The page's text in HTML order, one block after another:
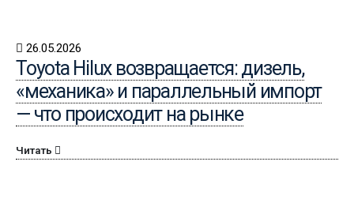
26.05.2026
Toyota Hilux возвращается: дизель,
«механика» и параллельный импорт
— что происходит на рынке
Читать